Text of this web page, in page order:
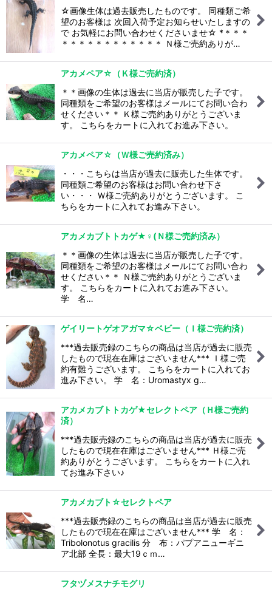
☆画像生体は過去販売したものです。 同種類ご希
望のお客様は 次回入荷予定お知らせいたしますの
で お気軽にお問い合わせくださいませ☆ *＊＊＊
＊＊＊＊＊＊＊＊＊＊＊＊ Ｎ様ご売約ありが…
アカメペア☆（Ｋ様ご売約済）
＊＊画像の生体は過去に当店が販売した子です。
同種類をご希望のお客様はメールにてお問い合わ
せください＊＊ Ｋ様ご売約ありがとうございま
す。 こちらをカートに入れてお進み下さい。
アカメペア☆（Ｗ様ご売約済み）
・・・こちらは当店が過去に販売した生体です。
同種類ご希望のお客様はお問い合わせ下さ
い・・・ Ｗ様ご売約ありがとうございます。 こ
ちらをカートに入れてお進み下さい。
アカメカブトトカゲ★♀(Ｎ様ご売約済み）
＊＊画像の生体は過去に当店が販売した子です。
同種類をご希望のお客様はメールにてお問い合わ
せください＊＊ Ｎ様ご売約ありがとうございま
す。 こちらをカートに入れてお進み下さい。
学 名…
ゲイリートゲオアガマ☆ベビー（Ｉ様ご売約済）
***過去販売録のこちらの商品は当店が過去に販売
したもので現在在庫はございません*** Ｉ様ご売
約有難うございます。 こちらをカートに入れてお
進み下さい。 学 名：Uromastyx g…
アカメカブトトカゲ★セレクトペア（Ｈ様ご売約
済）
***過去販売録のこちらの商品は当店が過去に販売
したもので現在在庫はございません*** Ｈ様ご売
約ありがとうございます。 こちらをカートに入れ
てお進み下さい♪
アカメカブト☆セレクトペア
***過去販売録のこちらの商品は当店が過去に販売
したもので現在在庫はございません*** 学 名：
Tribolonotus gracilis 分 布：パプアニューギニ
ア北部 全長：最大19ｃｍ…
フタヅメスナチモグリ